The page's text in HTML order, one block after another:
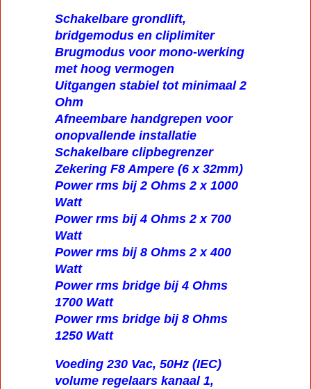
Schakelbare grondlift,
bridgemodus en cliplimiter
Brugmodus voor mono-werking
met hoog vermogen
Uitgangen stabiel tot minimaal 2
Ohm
Afneembare handgrepen voor
onopvallende installatie
Schakelbare clipbegrenzer
Zekering F8 Ampere (6 x 32mm)
Power rms bij 2 Ohms 2 x 1000
Watt
Power rms bij 4 Ohms 2 x 700
Watt
Power rms bij 8 Ohms 2 x 400
Watt
Power rms bridge bij 4 Ohms
1700 Watt
Power rms bridge bij 8 Ohms
1250 Watt
Voeding 230 Vac, 50Hz (IEC)
volume regelaars kanaal 1,